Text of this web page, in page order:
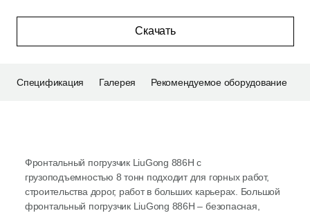
Скачать
Спецификация Галерея Рекомендуемое оборудование
Фронтальный погрузчик LiuGong 886H с
грузоподъемностью 8 тонн подходит для горных работ,
строительства дорог, работ в больших карьерах. Большой
фронтальный погрузчик LiuGong 886H – безопасная,